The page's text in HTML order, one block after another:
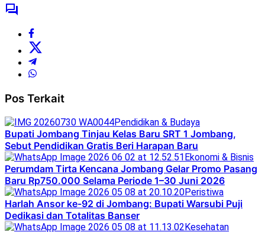
Pos Terkait
Pendidikan & Budaya
Bupati Jombang Tinjau Kelas Baru SRT 1 Jombang,
Sebut Pendidikan Gratis Beri Harapan Baru
Ekonomi & Bisnis
Perumdam Tirta Kencana Jombang Gelar Promo Pasang
Baru Rp750.000 Selama Periode 1–30 Juni 2026
Peristiwa
Harlah Ansor ke-92 di Jombang: Bupati Warsubi Puji
Dedikasi dan Totalitas Banser
Kesehatan